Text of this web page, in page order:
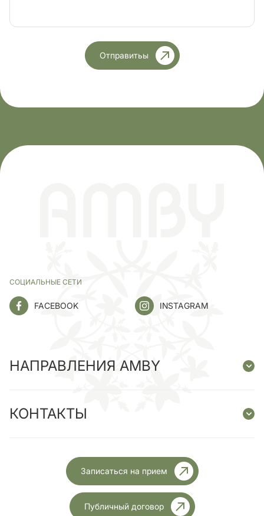
Отправитьы
СОЦИАЛЬНЫЕ СЕТИ
FACEBOOK INSTAGRAM
НАПРАВЛЕНИЯ AMBY
КОНТАКТЫ
Записаться на прием
Публичный договор